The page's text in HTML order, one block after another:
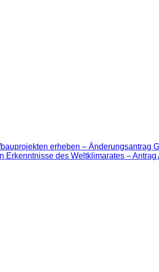
erheben – Änderungsantrag
des Weltklimarates – Antrag